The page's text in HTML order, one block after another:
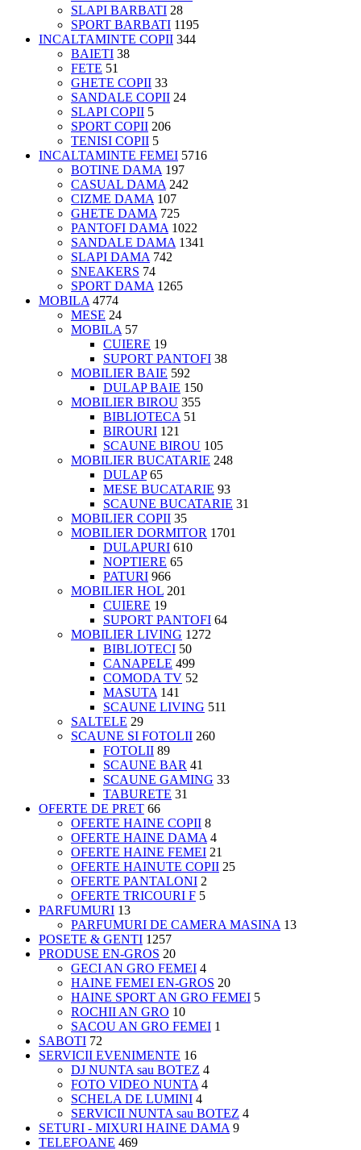
SLAPI BARBATI 28
SPORT BARBATI 1195
INCALTAMINTE COPII 344
BAIETI 38
FETE 51
GHETE COPII 33
SANDALE COPII 24
SLAPI COPII 5
SPORT COPII 206
TENISI COPII 5
INCALTAMINTE FEMEI 5716
BOTINE DAMA 197
CASUAL DAMA 242
CIZME DAMA 107
GHETE DAMA 725
PANTOFI DAMA 1022
SANDALE DAMA 1341
SLAPI DAMA 742
SNEAKERS 74
SPORT DAMA 1265
MOBILA 4774
MESE 24
MOBILA 57
CUIERE 19
SUPORT PANTOFI 38
MOBILIER BAIE 592
DULAP BAIE 150
MOBILIER BIROU 355
BIBLIOTECA 51
BIROURI 121
SCAUNE BIROU 105
MOBILIER BUCATARIE 248
DULAP 65
MESE BUCATARIE 93
SCAUNE BUCATARIE 31
MOBILIER COPII 35
MOBILIER DORMITOR 1701
DULAPURI 610
NOPTIERE 65
PATURI 966
MOBILIER HOL 201
CUIERE 19
SUPORT PANTOFI 64
MOBILIER LIVING 1272
BIBLIOTECI 50
CANAPELE 499
COMODA TV 52
MASUTA 141
SCAUNE LIVING 511
SALTELE 29
SCAUNE SI FOTOLII 260
FOTOLII 89
SCAUNE BAR 41
SCAUNE GAMING 33
TABURETE 31
OFERTE DE PRET 66
OFERTE HAINE COPII 8
OFERTE HAINE DAMA 4
OFERTE HAINE FEMEI 21
OFERTE HAINUTE COPII 25
OFERTE PANTALONI 2
OFERTE TRICOURI F 5
PARFUMURI 13
PARFUMURI DE CAMERA MASINA 13
POSETE & GENTI 1257
PRODUSE EN-GROS 20
GECI AN GRO FEMEI 4
HAINE FEMEI EN-GROS 20
HAINE SPORT AN GRO FEMEI 5
ROCHII AN GRO 10
SACOU AN GRO FEMEI 1
SABOTI 72
SERVICII EVENIMENTE 16
DJ NUNTA sau BOTEZ 4
FOTO VIDEO NUNTA 4
SCHELA DE LUMINI 4
SERVICII NUNTA sau BOTEZ 4
SETURI - MIXURI HAINE DAMA 9
TELEFOANE 469